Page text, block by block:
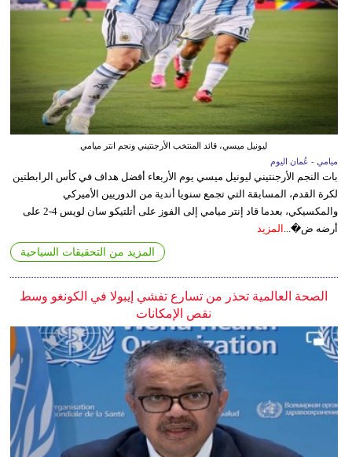
ليونيل ميسي، قائد المنتخب الأرجنتيني ونجم انتر ميامي
ميامي - عُمان اليوم
بات النجم الأرجنتيني ليونيل ميسي يوم الأربعاء أفضل هداف في كأس الرابطتين
لكرة القدم، المسابقة التي تجمع سنويا أندية من الدوريين الأميركي
والمكسيكي، بعدما قاد إنتر ميامي إلى الفوز على أتلتيكو سان لويس 4-2 على
أرضه ض�... المزيد
المزيد من التحقيقات السياحية
الصحة العالمية تحذر من تسارع تفشي إيبولا في الكونغو وسط
نقص الإمكانات